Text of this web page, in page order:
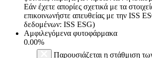
Εάν έχετε απορίες σχετικά με τα
επικοινωνήστε απευθείας με την ISS
δεδομένων: ISS ESG)
Αμφιλεγόμενα φυτοφάρμακα
0.00%
Παρουσιάζεται η στάθμιση